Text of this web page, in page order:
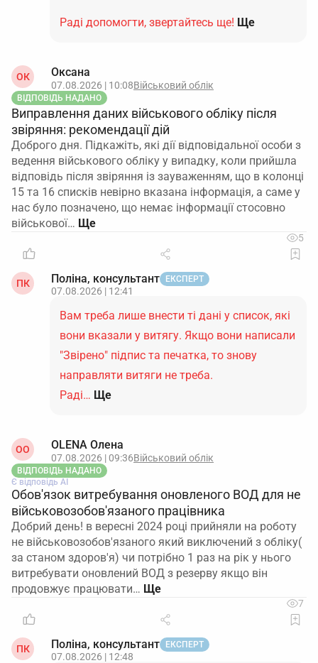
Раді допомогти, звертайтесь ще! Ще
ОК Оксана
07.08.2026 | 10:08Військовий облік
ВІДПОВІДЬ НАДАНО
Виправлення даних військового обліку після
звіряння: рекомендації дій
Доброго дня. Підкажіть, які дії відповідальної особи з
ведення військового обліку у випадку, коли прийшла
відповідь після звіряння із зауваженням, що в колонці
15 та 16 списків невірно вказана інформація, а саме у
нас було позначено, що немає інформації стосовно
військової…
5
ПК Поліна, консультант ЕКСПЕРТ
07.08.2026 | 12:41
Вам треба лише внести ті дані у список, які
вони вказали у витягу. Якщо вони написали
"Звірено" підпис та печатка, то знову
направляти витяги не треба.
Раді… Ще
ОO OLENA Олена
07.08.2026 | 09:36Військовий облік
ВІДПОВІДЬ НАДАНО
Є відповідь АІ
Обов'язок витребування оновленого ВОД для не
військовозобов'язаного працівника
Добрий день! в вересні 2024 році прийняли на роботу
не військовозобов'язаного який виключений з обліку(
за станом здоров'я) чи потрібно 1 раз на рік у нього
витребувати оновлений ВОД з резерву якщо він
продовжує працювати…
7
ПК Поліна, консультант ЕКСПЕРТ
07.08.2026 | 12:48